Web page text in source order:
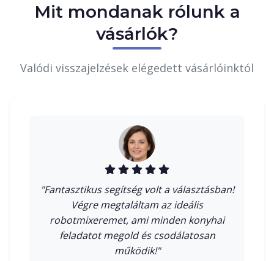
Mit mondanak rólunk a
vásárlók?
Valódi visszajelzések elégedett vásárlóinktól
"Fantasztikus segítség volt a választásban!
Végre megtaláltam az ideális
robotmixeremet, ami minden konyhai
feladatot megold és csodálatosan
működik!"